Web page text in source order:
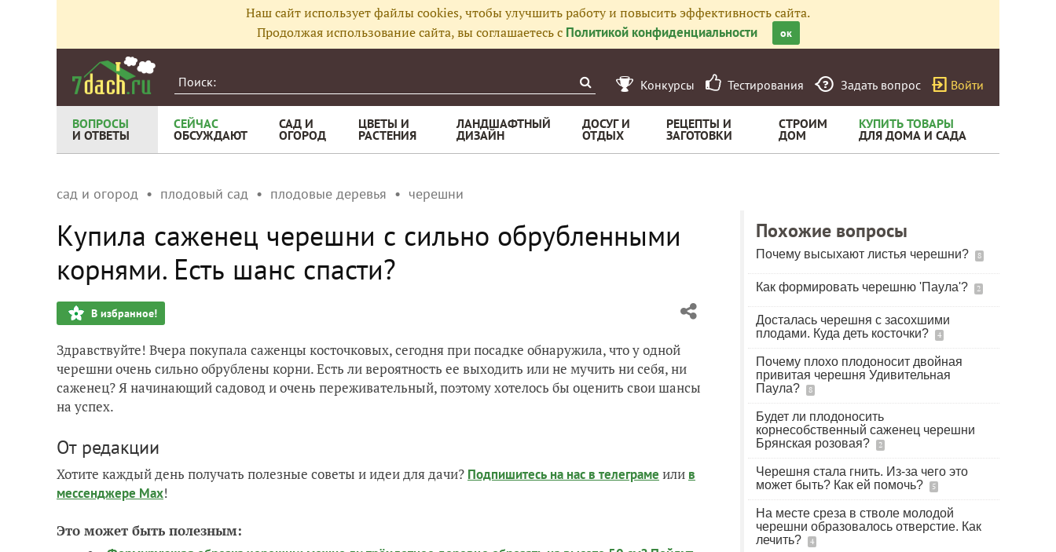
Наш сайт использует файлы cookies, чтобы улучшить работу и повысить эффективность сайта.
Продолжая использование сайта, вы соглашаетесь с Политикой конфиденциальности ок
Конкурсы Тестирования Задать вопрос Войти
ВОПРОСЫ
И ОТВЕТЫ
СЕЙЧАС
ОБСУЖДАЮТ
САД И
ОГОРОД
ЦВЕТЫ И
РАСТЕНИЯ
ЛАНДШАФТНЫЙ
ДИЗАЙН
ДОСУГ И
ОТДЫХ
РЕЦЕПТЫ И
ЗАГОТОВКИ
СТРОИМ
ДОМ
КУПИТЬ ТОВАРЫ
ДЛЯ ДОМА И САДА
сад и огород плодовый сад плодовые деревья черешни
Купила саженец черешни с сильно обрубленными
корнями. Есть шанс спасти?
В избранное!
Здравствуйте! Вчера покупала саженцы косточковых, сегодня при посадке обнаружила, что у одной
черешни очень сильно обрублены корни. Есть ли вероятность ее выходить или не мучить ни себя, ни
саженец? Я начинающий садовод и очень переживательный, поэтому хотелось бы оценить свои шансы
на успех.
От редакции
Хотите каждый день получать полезные советы и идеи для дачи? Подпишитесь на нас в телеграме или в
мессенджере Max!
Это может быть полезным:
Похожие вопросы
Почему высыхают листья черешни? 8
Как формировать черешню 'Паула'? 2
Досталась черешня с засохшими
плодами. Куда деть косточки?
4
Почему плохо плодоносит двойная
привитая черешня Удивительная
Паула?
8
Будет ли плодоносить
корнесобственный саженец черешни
Брянская розовая?
2
Черешня стала гнить. Из-за чего это
может быть? Как ей помочь?
5
На месте среза в стволе молодой
черешни образовалось отверстие. Как
лечить?
4